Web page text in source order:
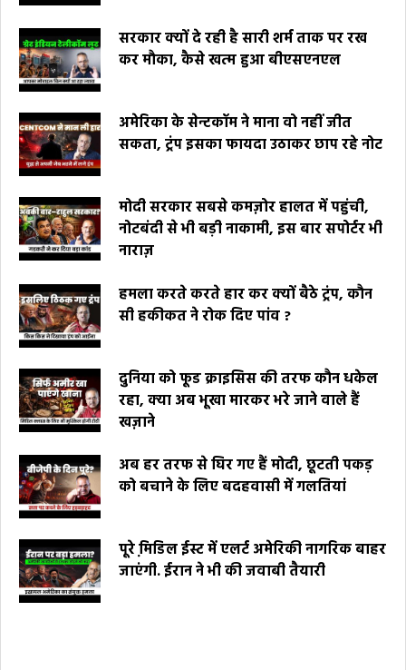
सरकार क्यों दे रही है सारी शर्म ताक पर रख
कर मौका, कैसे खत्म हुआ बीएसएनएल
अमेरिका के सेन्टकॉम ने माना वो नहीं जीत
सकता, ट्रंप इसका फायदा उठाकर छाप रहे नोट
मोदी सरकार सबसे कमज़ोर हालत में पहुंची,
नोटबंदी से भी बड़ी नाकामी, इस बार सपोर्टर भी
नाराज़
हमला करते करते हार कर क्यों बैठे ट्रंप, कौन
सी हकीकत ने रोक दिए पांव ?
दुनिया को फूड क्राइसिस की तरफ कौन धकेल
रहा, क्या अब भूखा मारकर भरे जाने वाले हैं
खज़ाने
अब हर तरफ से घिर गए हैं मोदी, छूटती पकड़
को बचाने के लिए बदहवासी में गलतियां
पूरे मि़डिल ईस्ट में एलर्ट अमेरिकी नागरिक बाहर
जाएंगी. ईरान ने भी की जवाबी तैयारी